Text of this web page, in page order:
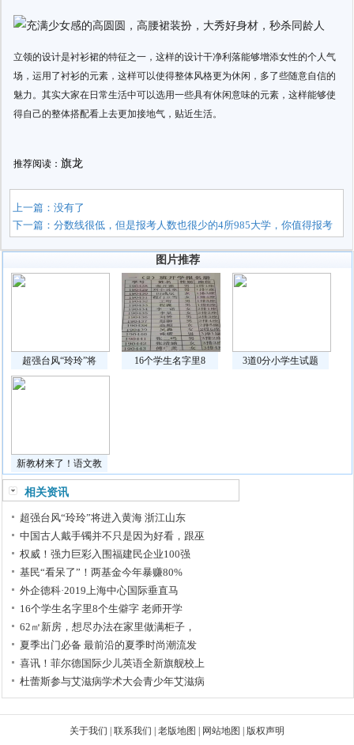
立领的设计是衬衫裙的特征之一，这样的设计干净利落能够增添女性的个人气
场，运用了衬衫的元素，这样可以使得整体风格更为休闲，多了些随意自信的
魅力。其实大家在日常生活中可以选用一些具有休闲意味的元素，这样能够使
得自己的整体搭配看上去更加接地气，贴近生活。
推荐阅读： 旗龙
上一篇：没有了
下一篇：分数线很低，但是报考人数也很少的4所985大学，你值得报考
图片推荐
超强台风“玲玲”将 16个学生名字里8 3道0分小学生试题
新教材来了！语文教
相关资讯
超强台风“玲玲”将进入黄海 浙江山东
中国古人戴手镯并不只是因为好看，跟巫
权威！强力巨彩入围福建民企业100强
基民“看呆了”！两基金今年暴赚80%
外企德科·2019上海中心国际垂直马
16个学生名字里8个生僻字 老师开学
62㎡新房，想尽办法在家里做满柜子，
夏季出门必备 最前沿的夏季时尚潮流发
喜讯！菲尔德国际少儿英语全新旗舰校上
杜蕾斯参与艾滋病学术大会青少年艾滋病
关于我们 联系我们 老版地图 网站地图 版权声明